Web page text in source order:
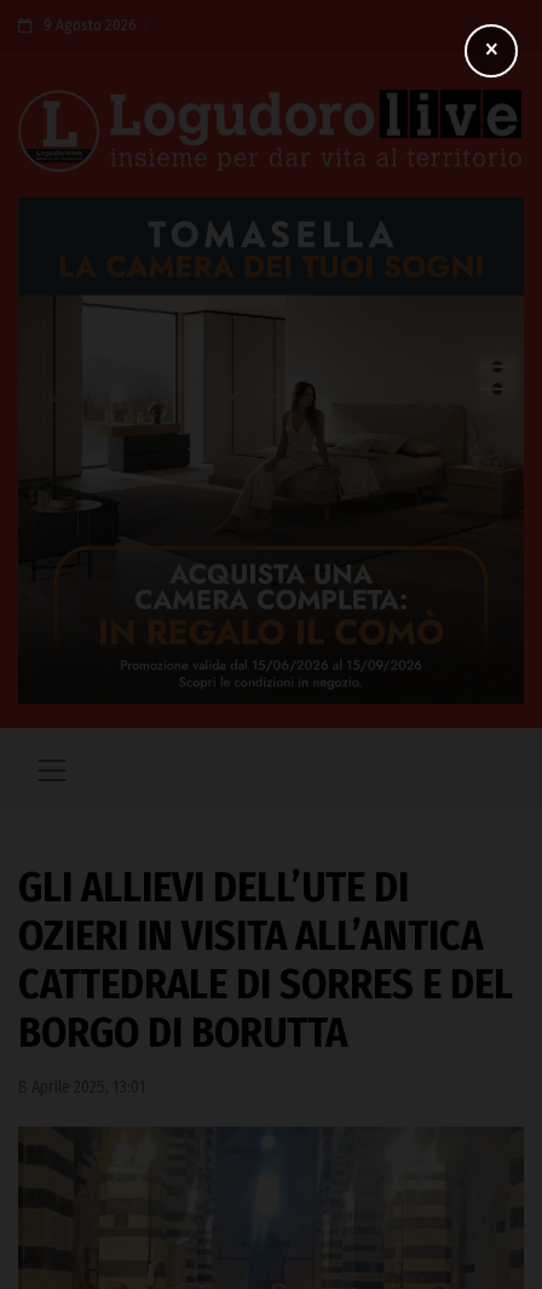
9 Agosto 2026
GLI ALLIEVI DELL’UTE DI
OZIERI IN VISITA ALL’ANTICA
CATTEDRALE DI SORRES E DEL
BORGO DI BORUTTA
×